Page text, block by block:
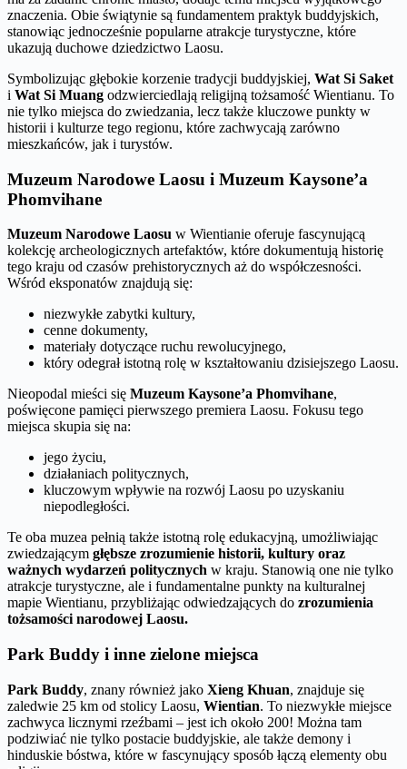
znaczenia. Obie świątynie są fundamentem praktyk buddyjskich,
stanowiąc jednocześnie popularne atrakcje turystyczne, które
ukazują duchowe dziedzictwo Laosu.
Symbolizując głębokie korzenie tradycji buddyjskiej, Wat Si Saket
i Wat Si Muang odzwierciedlają religijną tożsamość Wientianu. To
nie tylko miejsca do zwiedzania, lecz także kluczowe punkty w
historii i kulturze tego regionu, które zachwycają zarówno
mieszkańców, jak i turystów.
Muzeum Narodowe Laosu i Muzeum Kaysone’a
Phomvihane
Muzeum Narodowe Laosu w Wientianie oferuje fascynującą
kolekcję archeologicznych artefaktów, które dokumentują historię
tego kraju od czasów prehistorycznych aż do współczesności.
Wśród eksponatów znajdują się:
niezwykłe zabytki kultury,
cenne dokumenty,
materiały dotyczące ruchu rewolucyjnego,
który odegrał istotną rolę w kształtowaniu dzisiejszego Laosu.
Nieopodal mieści się Muzeum Kaysone’a Phomvihane,
poświęcone pamięci pierwszego premiera Laosu. Fokusu tego
miejsca skupia się na:
jego życiu,
działaniach politycznych,
kluczowym wpływie na rozwój Laosu po uzyskaniu
niepodległości.
Te oba muzea pełnią także istotną rolę edukacyjną, umożliwiając
zwiedzającym głębsze zrozumienie historii, kultury oraz
ważnych wydarzeń politycznych w kraju. Stanowią one nie tylko
atrakcje turystyczne, ale i fundamentalne punkty na kulturalnej
mapie Wientianu, przybliżając odwiedzających do zrozumienia
tożsamości narodowej Laosu.
Park Buddy i inne zielone miejsca
Park Buddy, znany również jako Xieng Khuan, znajduje się
zaledwie 25 km od stolicy Laosu, Wientian. To niezwykłe miejsce
zachwyca licznymi rzeźbami – jest ich około 200! Można tam
podziwiać nie tylko postacie buddyjskie, ale także demony i
hinduskie bóstwa, które w fascynujący sposób łączą elementy obu